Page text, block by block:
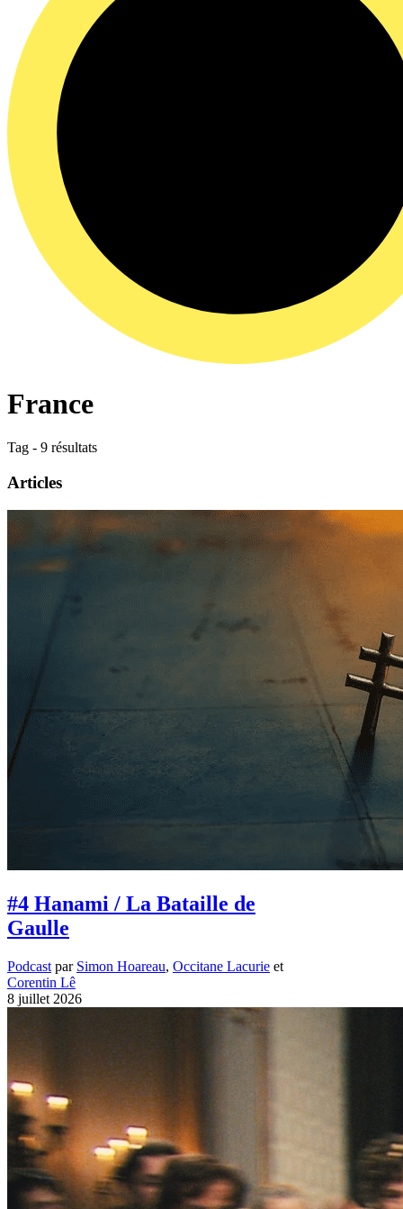
France
Tag - 9 résultats
Articles
#4 Hanami / La Bataille de
Gaulle
Podcast par Simon Hoareau, Occitane Lacurie et
Corentin Lê
8 juillet 2026